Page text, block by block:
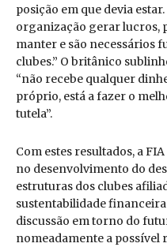
posição em que devia
organização gerar lucros,
manter e são necessários
clubes.” O britânico
“não recebe qualquer
próprio, está a fazer o
tutela”.
Com estes resultados, a
no desenvolvimento do
estruturas dos clubes
sustentabilidade financeira
discussão em torno do
nomeadamente a